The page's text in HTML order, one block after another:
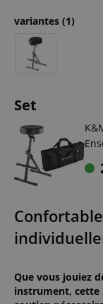
variantes (1)
Set
Que vous jouiez
instrument, cette